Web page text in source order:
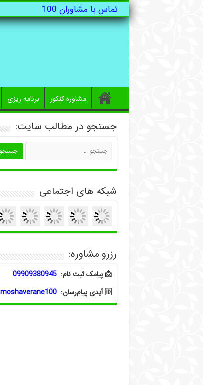
تماس با مشاوران 100
مشاوره کنکور برنامه ریزی
جستجو در مطالب سایت:
شبکه های اجتماعی
رزرو مشاوره:
📩 پیامک ثبت نام:09909380945
🆔 آیدی پیام‌رسان:
moshaverane100